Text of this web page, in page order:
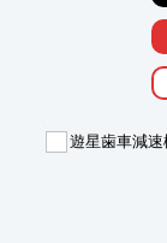
性能が良い、放
■丸線は平角線
■コアの隙間に
省スペース、高
■成形するため
遊星歯車減速